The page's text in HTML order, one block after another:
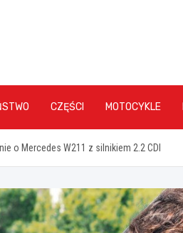
CZĘŚCI MOTOCYKLE
o Mercedes W211 z silnikiem 2.2 CDI